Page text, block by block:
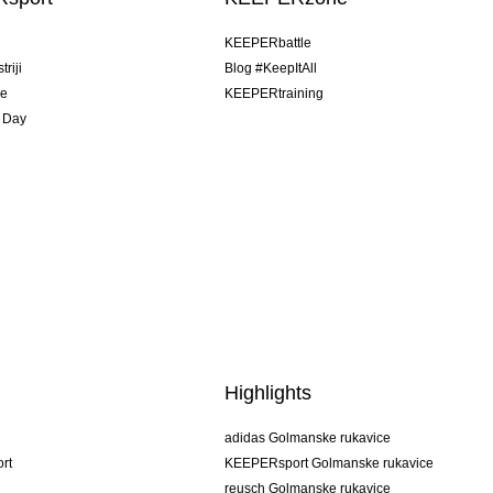
KEEPERbattle
Blog #KeepItAll
KEEPERtraining
Highlights
adidas Golmanske rukavice
KEEPERsport Golmanske rukavice
reusch Golmanske rukavice